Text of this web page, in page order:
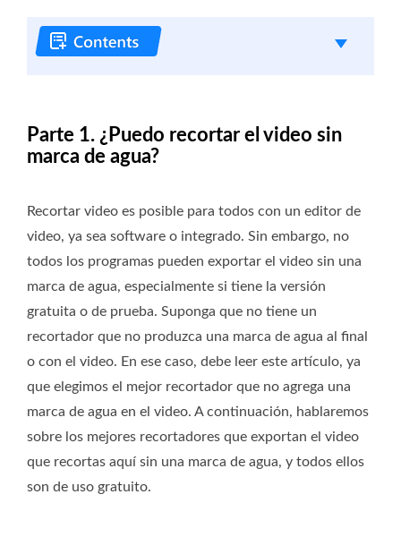
Parte 1. ¿Puedo recortar el video sin
marca de agua?
Recortar video es posible para todos con un editor de
video, ya sea software o integrado. Sin embargo, no
todos los programas pueden exportar el video sin una
marca de agua, especialmente si tiene la versión
gratuita o de prueba. Suponga que no tiene un
recortador que no produzca una marca de agua al final
o con el video. En ese caso, debe leer este artículo, ya
que elegimos el mejor recortador que no agrega una
marca de agua en el video. A continuación, hablaremos
sobre los mejores recortadores que exportan el video
que recortas aquí sin una marca de agua, y todos ellos
son de uso gratuito.